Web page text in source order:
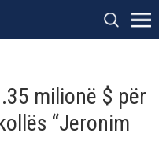
milionë $ për
“Jeronim